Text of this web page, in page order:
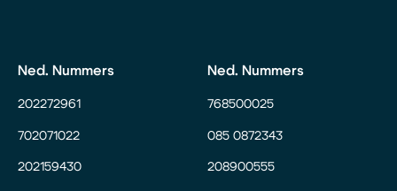
Ned. Nummers
202272961
702071022
202159430
Ned. Nummers
768500025
085 0872343
208900555